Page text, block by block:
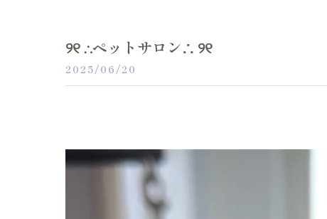
୨୧ ∴ペットサロン∴ ୨୧
2025/06/20